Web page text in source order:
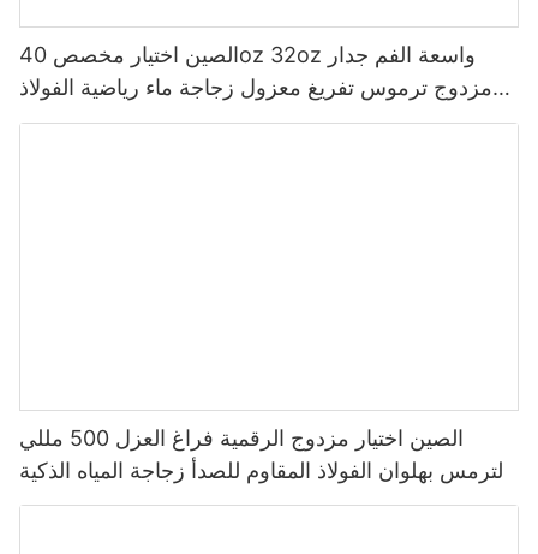
الصين اختيار مخصص 40oz 32oz واسعة الفم جدار
مزدوج ترموس تفريغ معزول زجاجة ماء رياضية الفولاذ
المقاوم للصدأ مع غطاء صنبور
الصين اختيار مزدوج الرقمية فراغ العزل 500 مللي
الترمس بهلوان الفولاذ المقاوم للصدأ زجاجة المياه الذكية
مع شاشة عرض درجة الحرارة Led